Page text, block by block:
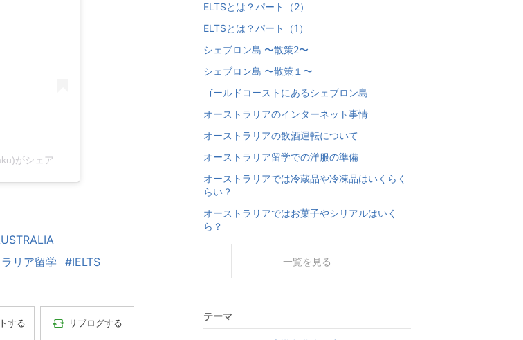
リア留学 #IELTS
する リブログする
ELTSとは？パート（2）
ELTSとは？パート（1）
シェブロン島 〜散策2〜
シェブロン島 〜散策１〜
ゴールドコーストにあるシェブロン島
オーストラリアのインターネット事情
オーストラリアの飲酒運転について
オーストラリア留学での洋服の準備
オーストラリアでは冷蔵品や冷凍品はいくらく
らい？
オーストラリアではお菓子やシリアルはいく
ら？
一覧を見る
テーマ